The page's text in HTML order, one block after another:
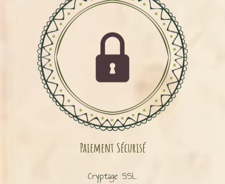
Paiement Sécurisé
Cryptage SSL